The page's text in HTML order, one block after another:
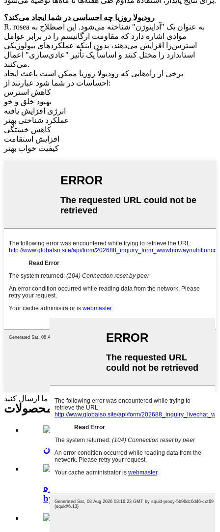
رودیولا روزیا چه احساسی در شما ایجاد می‌کند؟
R. rosea به عنوان یک "آداپتوژن" شناخته می‌شود. این اصطلاح به
موادی اشاره دارد که مقاومت ارگانیسم را در برابر عوامل
استرس‌زا افزایش می‌دهند، بدون اینکه عملکردهای بیولوژیکی
استاندارد را مختل کنند و اساساً یک تأثیر "عادی‌سازی" اعمال
می‌کنند.
برخی از راه‌هایی که رودیولا روزیا ممکن است باعث ایجاد
احساسات در شما شود عبارتند از:
کاهش استرس
بهبود خلق و خو
انرژی افزایش یافته
عملکرد شناختی بهتر
کاهش خستگی
افزایش استقامت
کیفیت خواب بهتر
پیام خود را اینجا بنویسید و برای ما ارسال کنید
مرتبط محصولات
پودر لیکوریتین خالص عصاره شیرین بیان
پودر عصاره Dendrobium Candidum
by Ratio